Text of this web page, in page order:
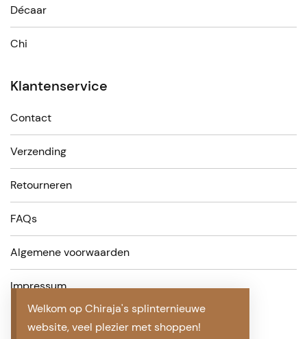
Welkom op Chiraja's splinternieuwe
website, veel plezier met shoppen!
Décaar
Chi
Klantenservice
Contact
Verzending
Retourneren
FAQs
Algemene voorwaarden
Impressum